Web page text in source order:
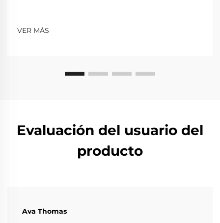
VER MÁS
Evaluación del usuario del
producto
Ava Thomas